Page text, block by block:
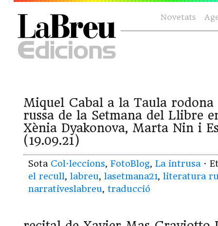
Novetats
Miquel Cabal a la Taula
russa de la Setmana del Llibre
Xènia Dyakonova, Marta Nin i
(19.09.21)
Sota Col·leccions, FotoBlog, La intrusa ·
el recull, labreu, lasetmana21, literatura
narrativeslabreu, traducció